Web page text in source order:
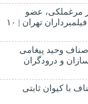
مرغملکی، عضو
هیئت‌مدیره اتحادیه عکاسان و فیلمبرداران تهران | ۱۰
وحید پیغامی
و درودگران
با کیوان ثابتی